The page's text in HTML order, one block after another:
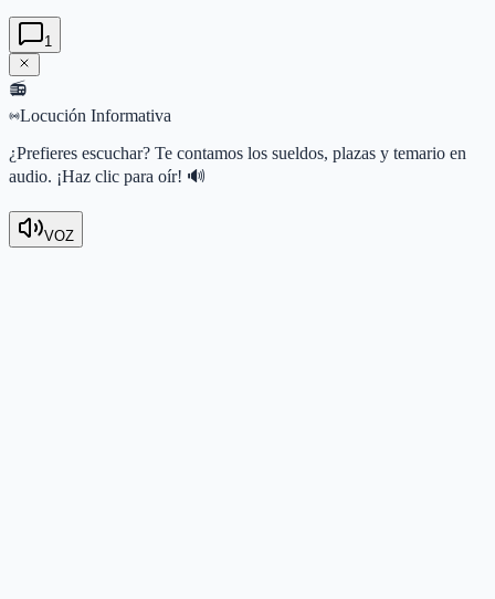
1
📻
Locución Informativa
¿Prefieres escuchar? Te contamos los sueldos, plazas y temario en
audio. ¡Haz clic para oír! 🔊
VOZ